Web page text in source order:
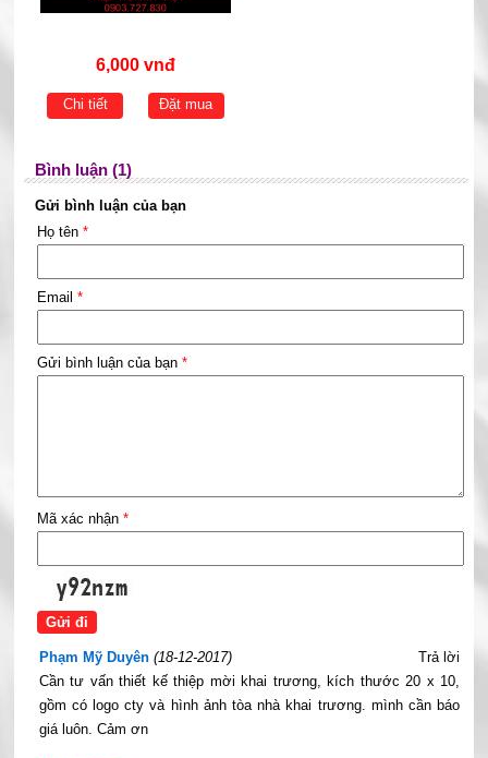
6,000 vnđ
Chi tiết Đặt mua
Bình luận (1)
Gửi bình luận của bạn
Họ tên *
Email *
Gửi bình luận của bạn *
Mã xác nhận *
Phạm Mỹ Duyên (18-12-2017)
Trả lời
Cần tư vấn thiết kế thiệp mời khai trương, kích thước 20 x 10,
gồm có logo cty và hình ảnh tòa nhà khai trương. mình cần báo
giá luôn. Cảm ơn